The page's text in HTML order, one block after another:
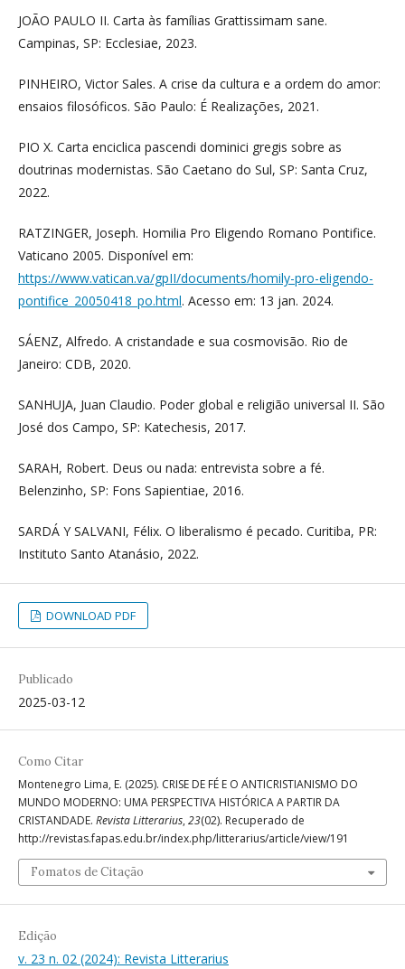
JOÃO PAULO II. Carta às famílias Grattissimam sane.
Campinas, SP: Ecclesiae, 2023.
PINHEIRO, Victor Sales. A crise da cultura e a ordem do amor:
ensaios filosóficos. São Paulo: É Realizações, 2021.
PIO X. Carta enciclica pascendi dominici gregis sobre as
doutrinas modernistas. São Caetano do Sul, SP: Santa Cruz,
2022.
RATZINGER, Joseph. Homilia Pro Eligendo Romano Pontifice.
Vaticano 2005. Disponível em:
https://www.vatican.va/gpII/documents/homily-pro-eligendo-
pontifice_20050418_po.html. Acesso em: 13 jan. 2024.
SÁENZ, Alfredo. A cristandade e sua cosmovisão. Rio de
Janeiro: CDB, 2020.
SANHUJA, Juan Claudio. Poder global e religião universal II. São
José dos Campo, SP: Katechesis, 2017.
SARAH, Robert. Deus ou nada: entrevista sobre a fé.
Belenzinho, SP: Fons Sapientiae, 2016.
SARDÁ Y SALVANI, Félix. O liberalismo é pecado. Curitiba, PR:
Instituto Santo Atanásio, 2022.
DOWNLOAD PDF
Publicado
2025-03-12
Como Citar
Montenegro Lima, E. (2025). CRISE DE FÉ E O ANTICRISTIANISMO DO
MUNDO MODERNO: UMA PERSPECTIVA HISTÓRICA A PARTIR DA
CRISTANDADE. Revista Litterarius, 23(02). Recuperado de
http://revistas.fapas.edu.br/index.php/litterarius/article/view/191
Fomatos de Citação
Edição
v. 23 n. 02 (2024): Revista Litterarius